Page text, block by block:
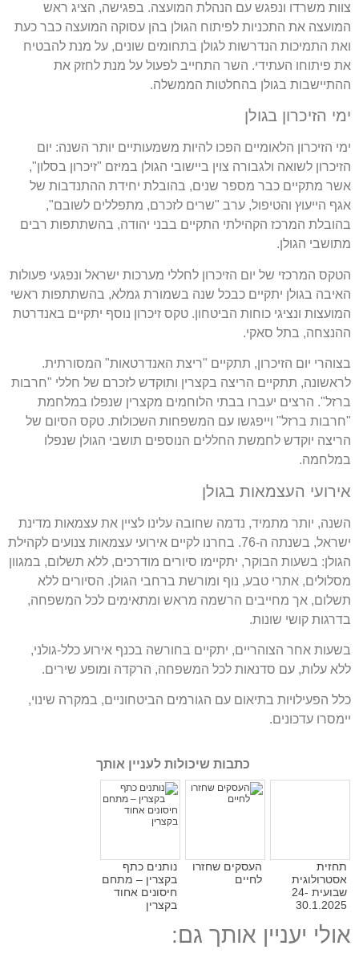
צוות משרדו ונפגש עם הנהלת המועצה. בפגישה, הציג ראש
המועצה את התכניות לפיתוח הגולן בהן עסוקה המועצה כבר כעת
ואת התמיכות הנדרשות לגולן בתחומים שונים, על מנת להבטיח
את פיתוחו העתידי. השר התחייב לפעול על מנת לחזק את
ההתיישבות בגולן בהחלטות הממשלה.
ימי הזיכרון בגולן
ימי הזיכרון הלאומיים הפכו להיות משמעותיים יותר השנה: יום
הזיכרון לשואה ולגבורה צוין ביישובי הגולן במיזם "זיכרון בסלון",
אשר מתקיים כבר מספר שנים, בהובלת יחידת ההתנדבות של
אגף הייעוץ והטיפול, ערב "שרים לזכרם, מתפללים לשובם",
בהובלת המרכז הקהילתי התקיים בבני יהודה, בהשתתפות רבים
מתושבי הגולן.
הטקס המרכזי של יום הזיכרון לחללי מערכות ישראל ונפגעי פעולות
האיבה בגולן יתקיים כבכל שנה בשמורת גמלא, בהשתתפות ראשי
המועצות ונציגי כוחות הביטחון. טקס זיכרון נוסף יתקיים באנדרטת
ההנצחה, בתל סאקי.
בצוהרי יום הזיכרון, תתקיים "ריצת האנדרטאות" המסורתית.
לראשונה, תתקיים הריצה בקצרין ותוקדש לזכרם של חללי "חרבות
ברזל". הרצים יעברו בבתי הלוחמים מקצרין שנפלו במלחמת
"חרבות ברזל" וייפגשו עם המשפחות השכולות. טקס הסיום של
הריצה יוקדש לחמשת החללים הנוספים תושבי הגולן שנפלו
במלחמה.
אירועי העצמאות בגולן
השנה, יותר מתמיד, נדמה שחובה עלינו לציין את עצמאות מדינת
ישראל, בשנתה ה-76. בחרנו לקיים אירועי עצמאות צנועים לקהילת
הגולן: בשעות הבוקר, יתקיימו סיורים מודרכים, ללא תשלום, במגוון
מסלולים, אתרי טבע, נוף ומורשת ברחבי הגולן. הסיורים ללא
תשלום, אך מחייבים הרשמה מראש ומתאימים לכל המשפחה,
בדרגות קושי שונות.
בשעות אחר הצוהריים, יתקיים בחורשה בכנף אירוע כלל-גולני,
ללא עלות, עם סדנאות לכל המשפחה, הרקדה ומופע שירים.
כלל הפעילויות בתיאום עם הגורמים הביטחוניים, במקרה שינוי,
יימסרו עדכונים.
כתבות שיכולות לעניין אותך
תחזית
אסטרולוגית
שבועית 24-
30.1.2025
העסקים שחזרו
לחיים
נותנים כתף
בקצרין – מתחם
חיסונים אחוד
בקצרין
אולי יעניין אותך גם: